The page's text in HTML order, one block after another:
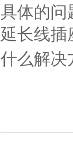
具体的问
延长线插
什么解决